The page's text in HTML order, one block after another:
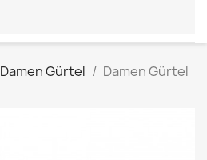
Damen Gürtel
Damen Gürtel